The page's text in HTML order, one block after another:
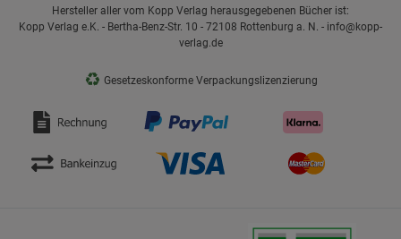
Hersteller aller vom Kopp Verlag herausgegebenen Bücher ist:
Kopp Verlag e.K. - Bertha-Benz-Str. 10 - 72108 Rottenburg a. N. - info@kopp-
verlag.de
♻ Gesetzeskonforme Verpackungslizenzierung